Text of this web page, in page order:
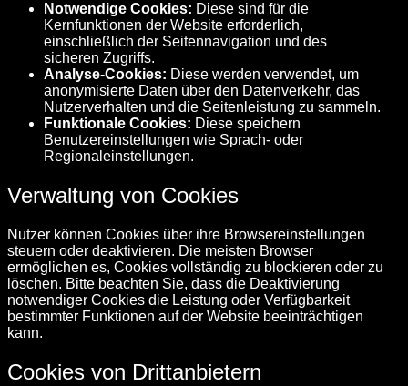
Notwendige Cookies: Diese sind für die
Kernfunktionen der Website erforderlich,
einschließlich der Seitennavigation und des
sicheren Zugriffs.
Analyse-Cookies: Diese werden verwendet, um
anonymisierte Daten über den Datenverkehr, das
Nutzerverhalten und die Seitenleistung zu sammeln.
Funktionale Cookies: Diese speichern
Benutzereinstellungen wie Sprach- oder
Regionaleinstellungen.
Verwaltung von Cookies
Nutzer können Cookies über ihre Browsereinstellungen
steuern oder deaktivieren. Die meisten Browser
ermöglichen es, Cookies vollständig zu blockieren oder zu
löschen. Bitte beachten Sie, dass die Deaktivierung
notwendiger Cookies die Leistung oder Verfügbarkeit
bestimmter Funktionen auf der Website beeinträchtigen
kann.
Cookies von Drittanbietern